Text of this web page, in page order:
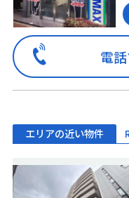
電
エリアの近い物件